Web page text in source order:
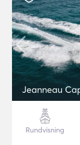
Jeanneau
Rundvisning